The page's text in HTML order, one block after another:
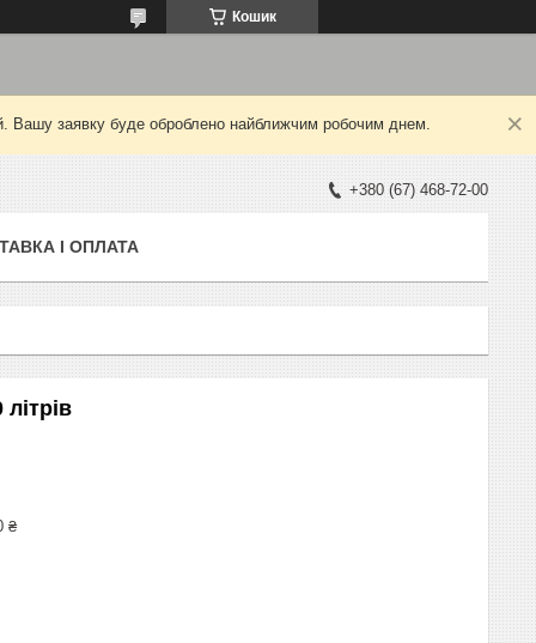
Кошик
Вашу заявку буде оброблено найближчим робочим днем.
+380 (67) 468-72-00
І ОПЛАТА
₴